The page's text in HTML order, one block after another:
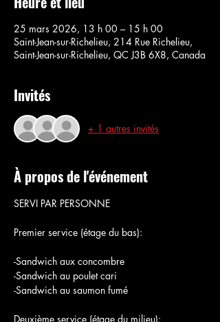
25 mars 2026, 13 h 00 – 15 h 00
Saint-Jean-sur-Richelieu, 214 Rue Richelieu,
Saint-Jean-sur-Richelieu, QC J3B 6X8, Canada
Invités
+ 1 autres invités
À propos de l'événement
SERVI PAR PERSONNE
Premier service (étage du bas):
-Sandwich aux concombre
-Sandwich au poulet cari
-Sandwich au saumon fumé
Deuxième service (étage du milieu):